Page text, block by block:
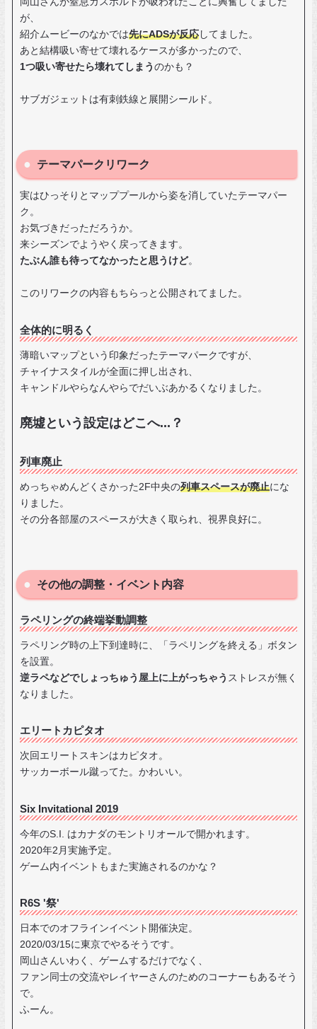
が、
紹介ムービーのなかでは先にADSが反応 してました。
あと結構吸い寄せて壊れるケースが多かったので、
1つ吸い寄せたら壊れてしまう のかも？
サブガジェットは有刺鉄線と展開シールド。
テーマパークリワーク
実はひっそりとマッププールから姿を消していたテーマパー
ク。
お気づきだっただろうか。
来シーズンでようやく戻ってきます。
たぶん誰も待ってなかったと思うけど。
このリワークの内容もちらっと公開されてました。
全体的に明るく
薄暗いマップという印象だったテーマパークですが、
チャイナスタイルが全面に押し出され、
キャンドルやらなんやらでだいぶあかるくなりました。
廃墟という設定はどこへ...？
列車廃止
めっちゃめんどくさかった2F中央の列車スペースが廃止にな
りました。
その分各部屋のスペースが大きく取られ、視界良好に。
その他の調整・イベント内容
ラペリングの終端挙動調整
ラペリング時の上下到達時に、「ラペリングを終える」ボタン
を設置。
逆ラペなどでしょっちゅう屋上に上がっちゃう ストレスが無く
なりました。
エリートカピタオ
次回エリートスキンはカピタオ。
サッカーボール蹴ってた。かわいい。
Six Invitational 2019
今年のS.I. はカナダのモントリオールで開かれます。
2020年2月実施予定。
ゲーム内イベントもまた実施されるのかな？
R6S '祭'
日本でのオフラインイベント開催決定。
2020/03/15に東京でやるそうです。
岡山さんいわく、ゲームするだけでなく、
ファン同士の交流やレイヤーさんのためのコーナーもあるそう
で。
ふーん。